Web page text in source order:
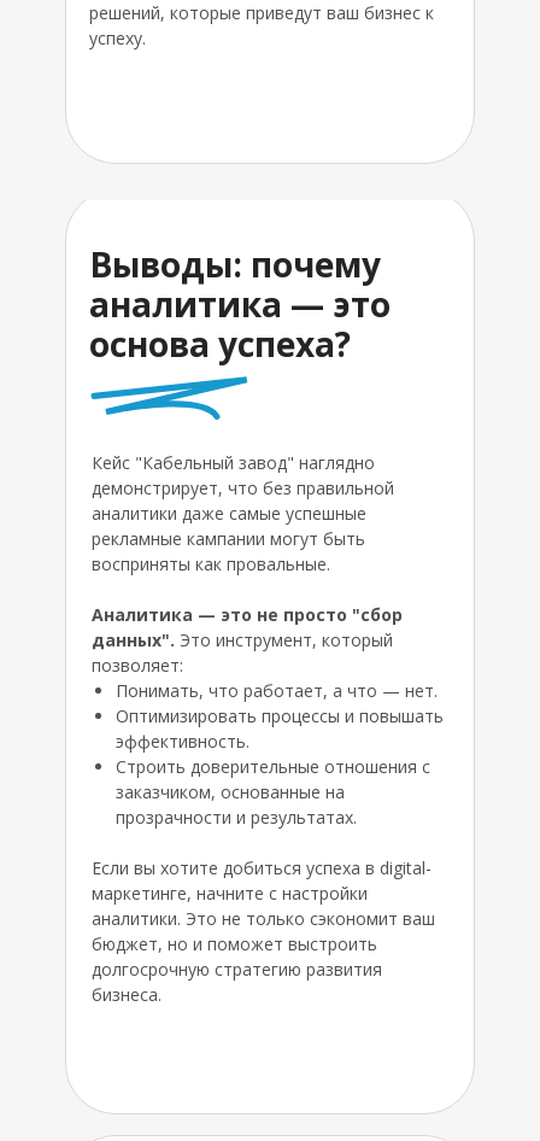
решений, которые приведут ваш бизнес к
успеху.
Выводы: почему
аналитика — это
основа успеха?
Кейс "Кабельный завод" наглядно
демонстрирует, что без правильной
аналитики даже самые успешные
рекламные кампании могут быть
восприняты как провальные.
Аналитика — это не просто "сбор
данных". Это инструмент, который
позволяет:
Понимать, что работает, а что — нет.
Оптимизировать процессы и повышать
эффективность.
Строить доверительные отношения с
заказчиком, основанные на
прозрачности и результатах.
Если вы хотите добиться успеха в digital-
маркетинге, начните с настройки
аналитики. Это не только сэкономит ваш
бюджет, но и поможет выстроить
долгосрочную стратегию развития
бизнеса.